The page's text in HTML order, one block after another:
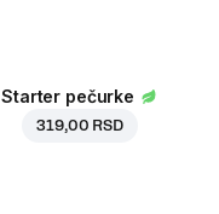
Starter pečurke
319,00 RSD